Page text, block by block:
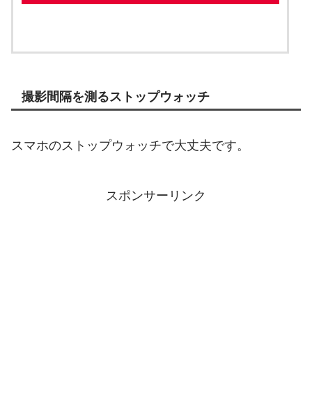
撮影間隔を測るストップウォッチ
スマホのストップウォッチで大丈夫です。
スポンサーリンク